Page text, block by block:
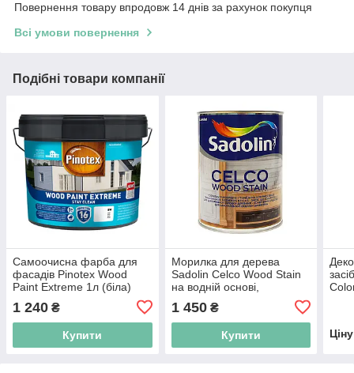
Повернення товару впродовж 14 днів за рахунок покупця
Всі умови повернення
Подібні товари компанії
Самоочисна фарба для
фасадів Pinotex Wood
Paint Extreme 1л (біла)
1 240 ₴
Купити
Морилка для дерева
Sadolin Celco Wood Stain
на водній основі,
1 450₴
Купити